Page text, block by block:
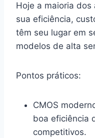
Hoje a maioria dos
sua eficiência,
têm seu lugar em
modelos de alta
Pontos práticos:
CMOS
boa eficiência
competitivos.